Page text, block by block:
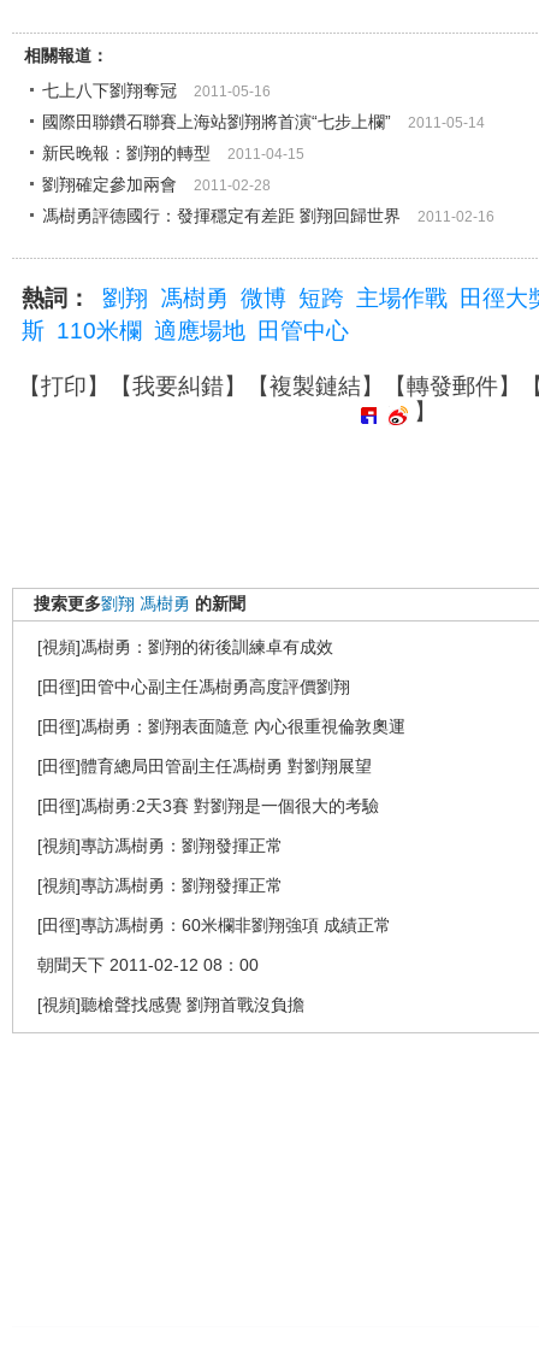
相關報道：
七上八下劉翔奪冠
2011-05-16
國際田聯鑽石聯賽上海站劉翔將首演“七步上欄” 2011-05-14
新民晚報：劉翔的轉型 2011-04-15
劉翔確定參加兩會 2011-02-28
馮樹勇評德國行：發揮穩定有差距 劉翔回歸世界 2011-02-16
熱詞： 劉翔 馮樹勇 微博 短跨 主場作戰
田徑大
斯 110米欄 適應場地 田管中心
【打印】【我要糾錯】【複製鏈結】【轉發郵件】
】
搜索更多劉翔 馮樹勇 的新聞
[視頻]馮樹勇：劉翔的術後訓練卓有成效
[田徑]田管中心副主任馮樹勇高度評價劉翔
[田徑]馮樹勇：劉翔表面隨意 內心很重視倫敦奧運
[田徑]體育總局田管副主任馮樹勇 對劉翔展望
[田徑]馮樹勇:2天3賽 對劉翔是一個很大的考驗
[視頻]專訪馮樹勇：劉翔發揮正常
[視頻]專訪馮樹勇：劉翔發揮正常
[田徑]專訪馮樹勇：60米欄非劉翔強項 成績正常
朝聞天下 2011-02-12 08：00
[視頻]聽槍聲找感覺 劉翔首戰沒負擔